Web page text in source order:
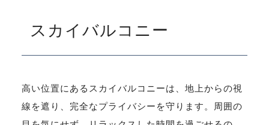
スカイバルコニー
高い位置にあるスカイバルコニーは、地上からの視
線を遮り、完全なプライバシーを守ります。周囲の